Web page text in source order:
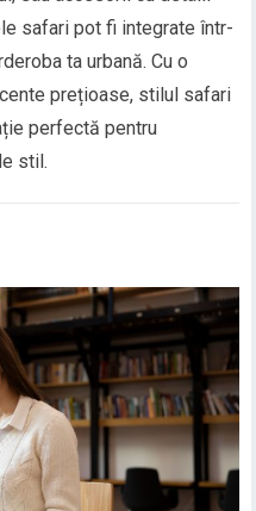
safari pot fi integrate într-
ta urbană. Cu o
prețioase, stilul safari
perfectă pentru
stil.